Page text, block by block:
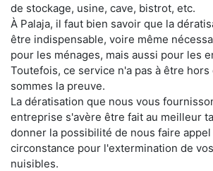
de stockage, usine, cave, bistrot, etc.
À Palaja, il faut bien savoir que la
être indispensable, voire même
pour les ménages, mais aussi pour les
Toutefois, ce service n'a pas à être
sommes la preuve.
La dératisation que nous vous
entreprise s'avère être fait au meilleur
donner la possibilité de nous faire
circonstance pour l'extermination de
nuisibles.